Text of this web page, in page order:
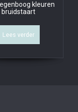
kleuren
bruidstaart
Lees verder